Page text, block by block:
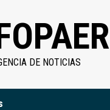
DE NOTICIAS